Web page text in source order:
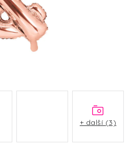
+ další (3)